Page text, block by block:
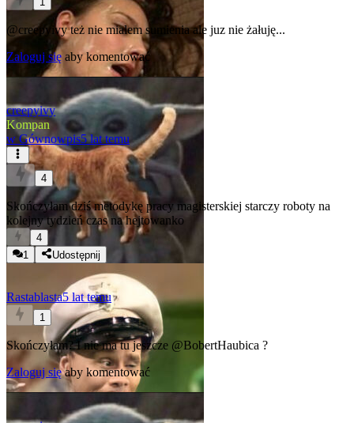
@creepyivyteż nie mialem sumienia ale juz nie żałuję...
Zaloguj się aby komentować
creepyivy
Kompan
w Gównowpis5 lat temu
4
Skończyłam dziś metodykę pracy magisterskiej starczy roboty na
kolejny tydzień czas na hejtowanko
4
1
Udostępnij
Rastablasta5 lat temu
1
Skończyłam? I nie ma tu jeszcze @BobertHaubica ?
Zaloguj sięaby komentować